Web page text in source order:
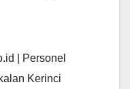
| Personel
Kerinci